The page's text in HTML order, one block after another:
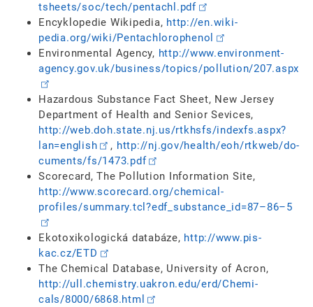
tsheets/soc/tech/p­entachl.pdf
Encyklopedie Wikipedia, http://en.wiki­
pedia.org/wiki­/Pentachlorop­henol
Environmental Agency, http://www.en­vironment-
agency.gov.uk/bu­siness/topics/po­llution/207.as­px
Hazardous Substance Fact Sheet, New Jersey
Department of Health and Senior Sevices,
http://web.doh­.state.nj.us/rtkhsfs/­indexfs.aspx?
lan=en­glish
, http://nj.gov/he­alth/eoh/rtkweb/do­
cuments/fs/1473­.pdf
Scorecard, The Pollution Information Site,
http://www.sco­recard.org/che­mical-
profiles/summa­ry.tcl?edf_sub­stance_id=87–86–5
Ekotoxikologická databáze, http://www.pis­
kac.cz/ETD
The Chemical Database, University of Acron,
http://ull.che­mistry.uakron­.edu/erd/Chemi­
cals/8000/6868­.html